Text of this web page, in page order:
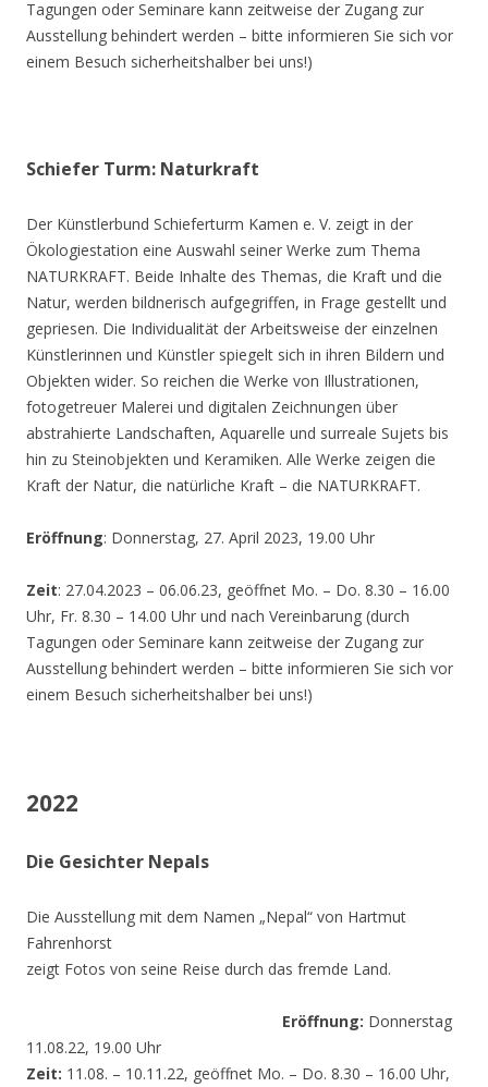
Tagungen oder Seminare kann zeitweise der Zugang zur
Ausstellung behindert werden – bitte informieren Sie sich vor
einem Besuch sicherheitshalber bei uns!)
Schiefer Turm: Naturkraft
Der Künstlerbund Schieferturm Kamen e. V. zeigt in der
Ökologiestation eine Auswahl seiner Werke zum Thema
NATURKRAFT. Beide Inhalte des Themas, die Kraft und die
Natur, werden bildnerisch aufgegriffen, in Frage gestellt und
gepriesen. Die Individualität der Arbeitsweise der einzelnen
Künstlerinnen und Künstler spiegelt sich in ihren Bildern und
Objekten wider. So reichen die Werke von Illustrationen,
fotogetreuer Malerei und digitalen Zeichnungen über
abstrahierte Landschaften, Aquarelle und surreale Sujets bis
hin zu Steinobjekten und Keramiken. Alle Werke zeigen die
Kraft der Natur, die natürliche Kraft – die NATURKRAFT.
Eröffnung: Donnerstag, 27. April 2023, 19.00 Uhr
Zeit: 27.04.2023 – 06.06.23, geöffnet Mo. – Do. 8.30 – 16.00
Uhr, Fr. 8.30 – 14.00 Uhr und nach Vereinbarung (durch
Tagungen oder Seminare kann zeitweise der Zugang zur
Ausstellung behindert werden – bitte informieren Sie sich vor
einem Besuch sicherheitshalber bei uns!)
2022
Die Gesichter Nepals
Die Ausstellung mit dem Namen „Nepal“ von Hartmut
Fahrenhorst
zeigt Fotos von seine Reise durch das fremde Land.
Eröffnung: Donnerstag
11.08.22, 19.00 Uhr
Zeit: 11.08. – 10.11.22, geöffnet Mo. – Do. 8.30 – 16.00 Uhr,